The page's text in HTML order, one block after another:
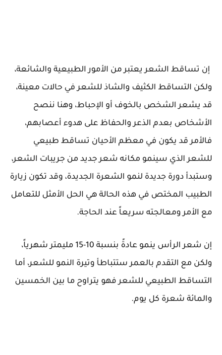
إن تساقط الشعر يعتبر من الأمور الطبيعية والشائعة،
ولكن التساقط الكثيف والشاذ للشعر في حالات معينة،
قد يشعر الشخص بالخوف أو الإحباط، وهنا ننصح
الأشخاص بعدم الذعر والحفاظ على هدوء أعصابهم،
فالأمر قد يكون في معظم الأحيان تساقط طبيعي
للشعر الذي سينمو مكانه شعر جديد من جريبات الشعر،
وستبدأ دورة جديدة لنمو الشعرة الجديدة، وقد تكون زيارة
الطبيب المختص في هذه الحالة هي الحل الأمثل للتعامل
مع الأمر ومعالجته سريعاً عند الحاجة.
إن شعر الرأس ينمو عادةً بنسبة 10-15 مليمتر شهرياً،
ولكن مع التقدم بالعمر ستتباطأ وتيرة النمو للشعر، أما
التساقط الطبيعي للشعر فهو يتراوح ما بين الخمسين
والمائة شعرة كل يوم.